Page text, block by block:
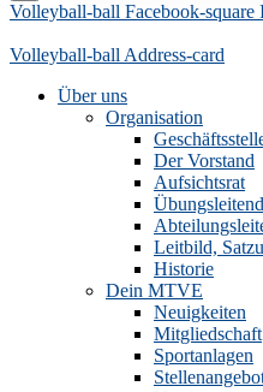
Volleyball-ball Facebook-square
Volleyball-ball Address-card
Über uns
Organisation
Der Vorstand
Aufsichtsrat
Leitbild,
Historie
Dein MTVE
Neuigkeiten
Mitgliedschaft
Sportanlagen